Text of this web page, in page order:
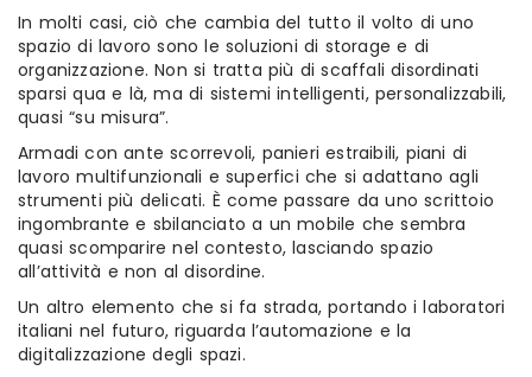
In molti casi, ciò che cambia del tutto il volto di uno
spazio di lavoro sono le soluzioni di storage e di
organizzazione. Non si tratta più di scaffali disordinati
sparsi qua e là, ma di sistemi intelligenti, personalizzabili,
quasi “su misura”.
Armadi con ante scorrevoli, panieri estraibili, piani di
lavoro multifunzionali e superfici che si adattano agli
strumenti più delicati. È come passare da uno scrittoio
ingombrante e sbilanciato a un mobile che sembra
quasi scomparire nel contesto, lasciando spazio
all’attività e non al disordine.
Un altro elemento che si fa strada, portando i laboratori
italiani nel futuro, riguarda l’automazione e la
digitalizzazione degli spazi.